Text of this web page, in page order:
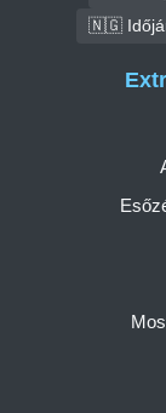
🇳🇬